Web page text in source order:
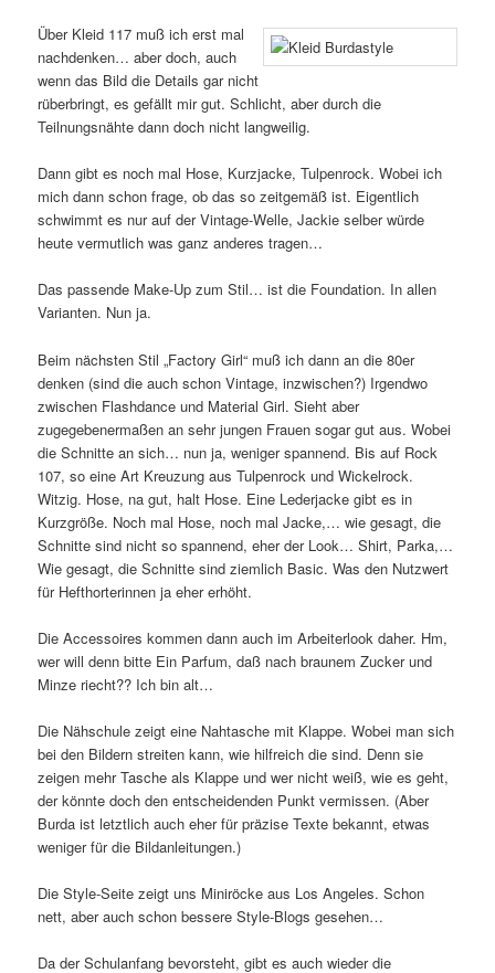
Über Kleid 117 muß ich erst mal
nachdenken… aber doch, auch
wenn das Bild die Details gar nicht
rüberbringt, es gefällt mir gut. Schlicht, aber durch die
Teilnungsnähte dann doch nicht langweilig.
Dann gibt es noch mal Hose, Kurzjacke, Tulpenrock. Wobei ich
mich dann schon frage, ob das so zeitgemäß ist. Eigentlich
schwimmt es nur auf der Vintage-Welle, Jackie selber würde
heute vermutlich was ganz anderes tragen…
Das passende Make-Up zum Stil… ist die Foundation. In allen
Varianten. Nun ja.
Beim nächsten Stil „Factory Girl“ muß ich dann an die 80er
denken (sind die auch schon Vintage, inzwischen?) Irgendwo
zwischen Flashdance und Material Girl. Sieht aber
zugegebenermaßen an sehr jungen Frauen sogar gut aus. Wobei
die Schnitte an sich… nun ja, weniger spannend. Bis auf Rock
107, so eine Art Kreuzung aus Tulpenrock und Wickelrock.
Witzig. Hose, na gut, halt Hose. Eine Lederjacke gibt es in
Kurzgröße. Noch mal Hose, noch mal Jacke,… wie gesagt, die
Schnitte sind nicht so spannend, eher der Look… Shirt, Parka,…
Wie gesagt, die Schnitte sind ziemlich Basic. Was den Nutzwert
für Hefthorterinnen ja eher erhöht.
Die Accessoires kommen dann auch im Arbeiterlook daher. Hm,
wer will denn bitte Ein Parfum, daß nach braunem Zucker und
Minze riecht?? Ich bin alt…
Die Nähschule zeigt eine Nahtasche mit Klappe. Wobei man sich
bei den Bildern streiten kann, wie hilfreich die sind. Denn sie
zeigen mehr Tasche als Klappe und wer nicht weiß, wie es geht,
der könnte doch den entscheidenden Punkt vermissen. (Aber
Burda ist letztlich auch eher für präzise Texte bekannt, etwas
weniger für die Bildanleitungen.)
Die Style-Seite zeigt uns Miniröcke aus Los Angeles. Schon
nett, aber auch schon bessere Style-Blogs gesehen…
Da der Schulanfang bevorsteht, gibt es auch wieder die